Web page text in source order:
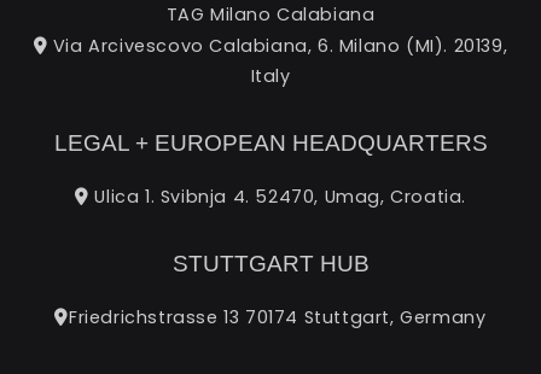
TAG Milano Calabiana
Via Arcivescovo Calabiana, 6. Milano (MI). 20139,
Italy
LEGAL + EUROPEAN HEADQUARTERS
Ulica 1. Svibnja 4. 52470, Umag, Croatia.
STUTTGART HUB
Friedrichstrasse 13 70174 Stuttgart, Germany